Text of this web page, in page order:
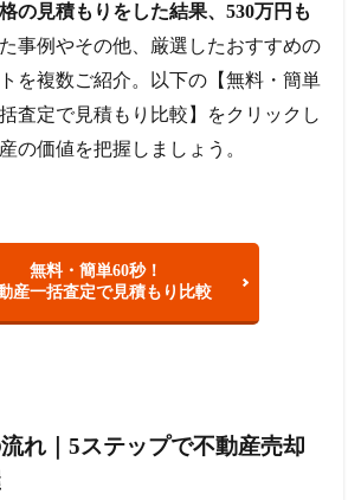
の見積もりをした結果、530万円も
事例やその他、厳選したおすすめの
を複数ご紹介。以下の【無料・簡単
査定で見積もり比較】をクリックし
の価値を把握しましょう。
無料・簡単60秒！
産一括査定で見積もり比較
れ｜5ステップで不動産売却